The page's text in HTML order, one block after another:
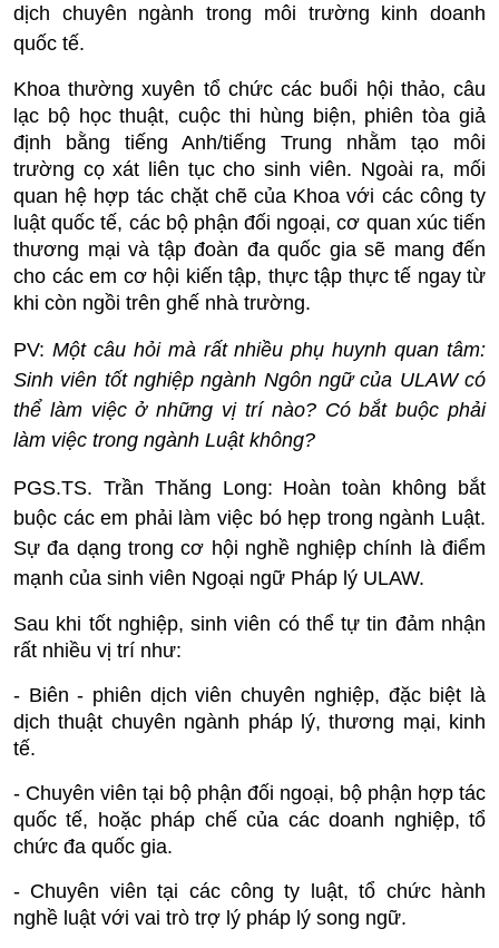
dịch chuyên ngành trong môi trường kinh doanh
quốc tế.
Khoa thường xuyên tổ chức các buổi hội thảo, câu
lạc bộ học thuật, cuộc thi hùng biện, phiên tòa giả
định bằng tiếng Anh/tiếng Trung nhằm tạo môi
trường cọ xát liên tục cho sinh viên. Ngoài ra, mối
quan hệ hợp tác chặt chẽ của Khoa với các công ty
luật quốc tế, các bộ phận đối ngoại, cơ quan xúc tiến
thương mại và tập đoàn đa quốc gia sẽ mang đến
cho các em cơ hội kiến tập, thực tập thực tế ngay từ
khi còn ngồi trên ghế nhà trường.
PV: Một câu hỏi mà rất nhiều phụ huynh quan tâm:
Sinh viên tốt nghiệp ngành Ngôn ngữ của ULAW có
thể làm việc ở những vị trí nào? Có bắt buộc phải
làm việc trong ngành Luật không?
PGS.TS. Trần Thăng Long: Hoàn toàn không bắt
buộc các em phải làm việc bó hẹp trong ngành Luật.
Sự đa dạng trong cơ hội nghề nghiệp chính là điểm
mạnh của sinh viên Ngoại ngữ Pháp lý ULAW.
Sau khi tốt nghiệp, sinh viên có thể tự tin đảm nhận
rất nhiều vị trí như:
- Biên - phiên dịch viên chuyên nghiệp, đặc biệt là
dịch thuật chuyên ngành pháp lý, thương mại, kinh
tế.
- Chuyên viên tại bộ phận đối ngoại, bộ phận hợp tác
quốc tế, hoặc pháp chế của các doanh nghiệp, tổ
chức đa quốc gia.
- Chuyên viên tại các công ty luật, tổ chức hành
nghề luật với vai trò trợ lý pháp lý song ngữ.